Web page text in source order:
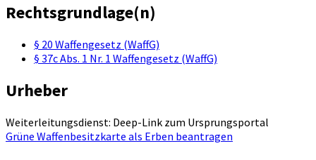
Rechtsgrundlage(n)
§ 20 Waffengesetz (WaffG)
§ 37c Abs. 1 Nr. 1 Waffengesetz (WaffG)
Urheber
Weiterleitungsdienst: Deep-Link zum Ursprungsportal
Grüne Waffenbesitzkarte als Erben beantragen